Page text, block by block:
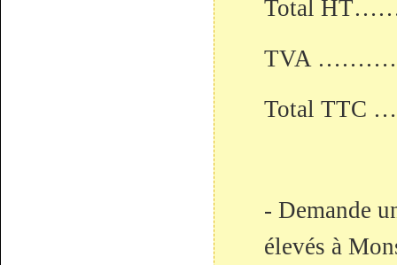
Total
TVA
Total TTC
- Demande
élevés à